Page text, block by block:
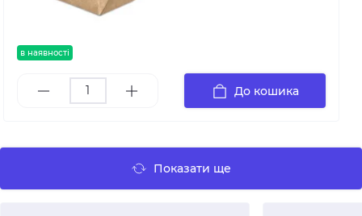
в наявності
До кошика
Показати ще